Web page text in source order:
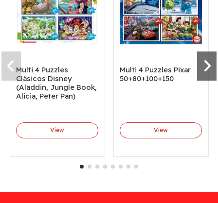
Multi 4 Puzzles
Clásicos Disney
(Aladdin, Jungle Book,
Alicia, Peter Pan)
View
Multi 4 Puzzles Pixar
50+80+100+150
View